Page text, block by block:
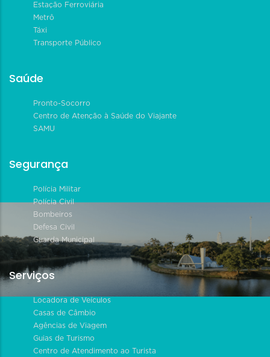
Estação Ferroviária
Metrô
Táxi
Transporte Público
Saúde
Pronto-Socorro
Centro de Atenção à Saúde do Viajante
SAMU
Segurança
Polícia Militar
Polícia Civil
Bombeiros
Defesa Civil
Guarda Municipal
Serviços
Locadora de Veículos
Casas de Câmbio
Agências de Viagem
Guias de Turismo
Centro de Atendimento ao Turista